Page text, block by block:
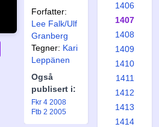
Forfatter:
Lee Falk/Ulf
Granberg
Tegner: Kari
Leppänen
Også
publisert i:
Fkr 4 2008
Ftb 2 2005
1406
1407
1408
1409
1410
1411
1412
1413
1414